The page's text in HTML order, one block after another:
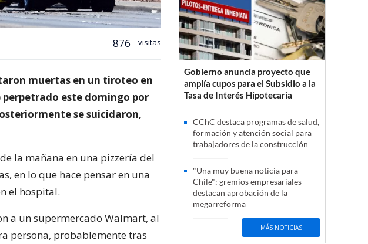
876 visitas
muertas en un tiroteo en
perpetrado este domingo por
se suicidaron,
la mañana en una pizzería del
en lo que hace pensar en una
el hospital.
a un supermercado Walmart, al
persona, probablemente tras
Gobierno anuncia proyecto que
amplía cupos para el Subsidio a la
Tasa de Interés Hipotecaria
CChC destaca programas de salud,
formación y atención social para
trabajadores de la construcción
"Una muy buena noticia para
Chile": gremios empresariales
destacan aprobación de la
megarreforma
MÁS NOTICIAS